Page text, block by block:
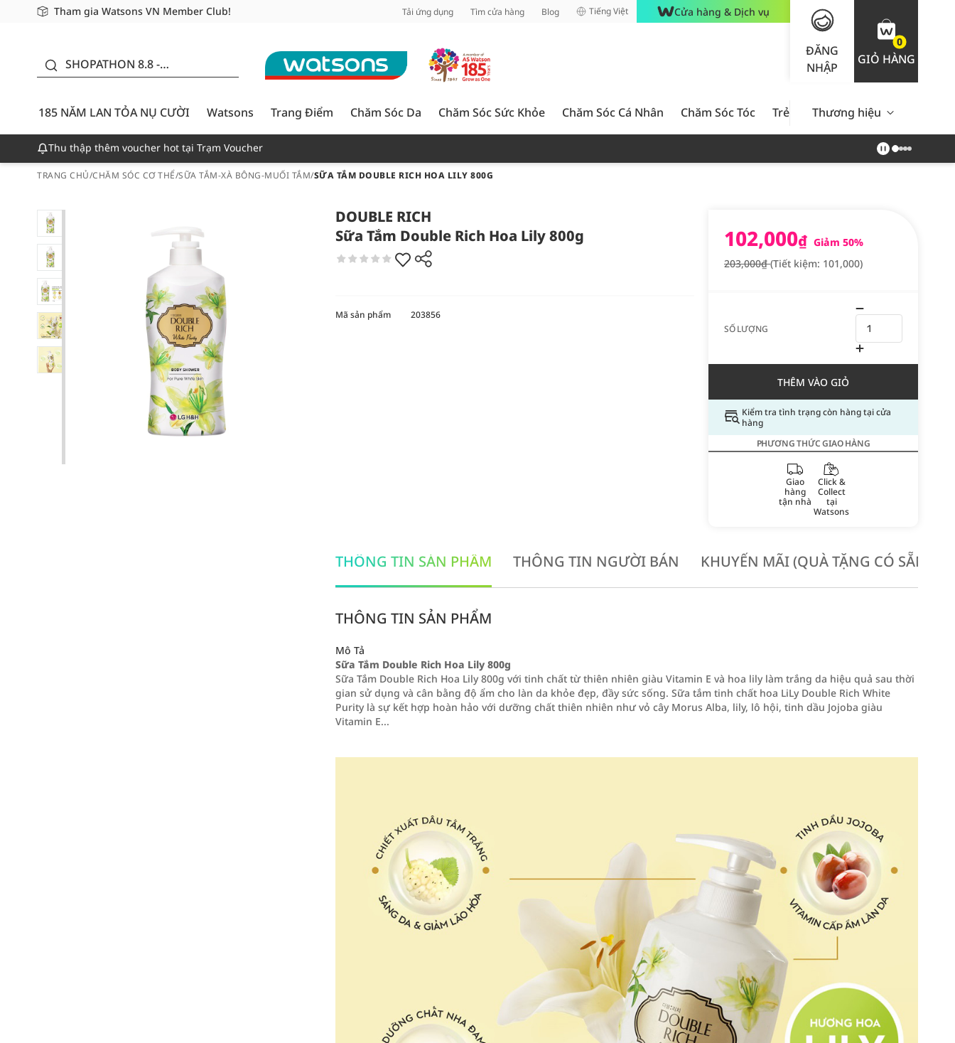
Tham gia Watsons VN Member Club!
Miễn phí giao hàng cho đơn hàng từ 249,000Đ
Giao hàng nhanh 24h - Áp dụng khu vực TP. Hồ Chí Minh Tải ứng dụng Tìm cửa hàng Blog Tiếng Việt Cửa hàng & Dịch vụ
ĐĂNG
NHẬP
0
GIỎ HÀNG
SHOPATHON 8.8 -
CƯỜI - GIẢM ĐẾN
50%
185 NĂM LAN TỎA NỤ CƯỜI
Watsons Trang Điểm Chăm Sóc Da Chăm Sóc Sức Khỏe Chăm Sóc Cá Nhân Chăm Sóc Tóc Trẻ Em Nam Giới Chăm Sóc
Thương hiệu
Thu thập thêm voucher hot tại Trạm Voucher
TRANG CHỦ/CHĂM SÓC CƠ THỂ/SỮA TẮM-XÀ BÔNG-MUỐI TẮM/SỮA TẮM DOUBLE RICH HOA LILY 800G
DOUBLE RICH
Sữa Tắm Double Rich Hoa Lily 800g
102,000₫ Giảm 50%
203,000₫(Tiết kiệm: 101,000)
SỐ LƯỢNG
THÊM VÀO GIỎ
Kiểm tra tình trạng còn hàng tại cửa
hàng
PHƯƠNG THỨC GIAO HÀNG
Giao
hàng
tận nhà
Click &
Collect
tại
Watsons
Mã sản phẩm 203856
THÔNG TIN SẢN PHẨM THÔNG TIN NGƯỜI BÁN KHUYẾN MÃI (QUÀ TẶNG CÓ SẴN
THÔNG TIN SẢN PHẨM
Mô Tả
Sữa Tắm Double Rich Hoa Lily 800g
Sữa Tắm Double Rich Hoa Lily 800g với tinh chất từ thiên nhiên giàu Vitamin E và hoa lily làm trắng da hiệu quả sau thời
gian sử dụng và cân bằng độ ẩm cho làn da khỏe đẹp, đầy sức sống. Sữa tắm tinh chất hoa LiLy Double Rich White
Purity là sự kết hợp hoàn hảo với dưỡng chất thiên nhiên như vỏ cây Morus Alba, lily, lô hội, tinh dầu Jojoba giàu
Vitamin E...